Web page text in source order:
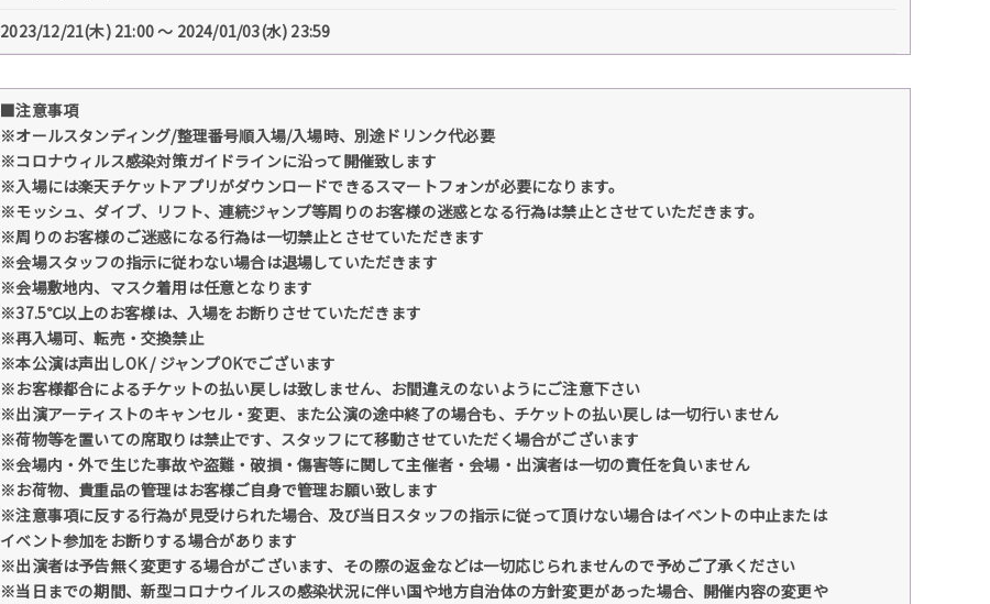
2023/12/21(木) 21:00 〜 2024/01/03(水) 23:59
■注意事項
※オールスタンディング/整理番号順入場/入場時、別途ドリンク代必要
※コロナウィルス感染対策ガイドラインに沿って開催致します
※入場には楽天チケットアプリがダウンロードできるスマートフォンが必要になります。
※モッシュ、ダイブ、リフト、連続ジャンプ等周りのお客様の迷惑となる行為は禁止とさせていただきます。
※周りのお客様のご迷惑になる行為は一切禁止とさせていただきます
※会場スタッフの指示に従わない場合は退場していただきます
※会場敷地内、マスク着用は任意となります
※37.5℃以上のお客様は、入場をお断りさせていただきます
※再入場可、転売・交換禁止
※本公演は声出しOK / ジャンプOKでございます
※お客様都合によるチケットの払い戻しは致しません、お間違えのないようにご注意下さい
※出演アーティストのキャンセル・変更、また公演の途中終了の場合も、チケットの払い戻しは一切行いません
※荷物等を置いての席取りは禁止です、スタッフにて移動させていただく場合がございます
※会場内・外で生じた事故や盗難・破損・傷害等に関して主催者・会場・出演者は一切の責任を負いません
※お荷物、貴重品の管理はお客様ご自身で管理お願い致します
※注意事項に反する行為が見受けられた場合、及び当日スタッフの指示に従って頂けない場合はイベントの中止または
イベント参加をお断りする場合があります
※出演者は予告無く変更する場合がございます、その際の返金などは一切応じられませんので予めご了承ください
※当日までの期間、新型コロナウイルスの感染状況に伴い国や地方自治体の方針変更があった場合、開催内容の変更や